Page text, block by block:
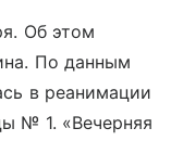
Об этом
По данным
в реанимации
№ 1. «Вечерняя